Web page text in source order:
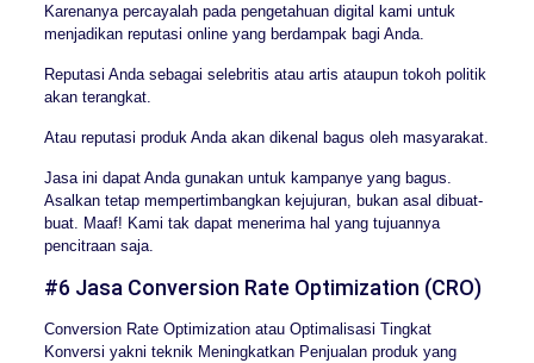
Karenanya percayalah pada pengetahuan digital kami untuk
menjadikan reputasi online yang berdampak bagi Anda.
Reputasi Anda sebagai selebritis atau artis ataupun tokoh politik
akan terangkat.
Atau reputasi produk Anda akan dikenal bagus oleh masyarakat.
Jasa ini dapat Anda gunakan untuk kampanye yang bagus.
Asalkan tetap mempertimbangkan kejujuran, bukan asal dibuat-
buat. Maaf! Kami tak dapat menerima hal yang tujuannya
pencitraan saja.
#6 Jasa Conversion Rate Optimization (CRO)
Conversion Rate Optimization atau Optimalisasi Tingkat
Konversi yakni teknik Meningkatkan Penjualan produk yang